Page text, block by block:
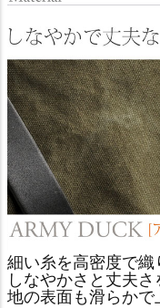
細い糸を高密度で織
しなやかさと丈夫
地の表面も滑らかで